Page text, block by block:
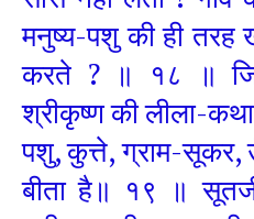
मनुष्य-पशु की ही तरह
करते ? ॥ १८ ॥
श्रीकृष्ण की लीला-
पशु, कुत्ते, ग्राम-
बीता है॥ १९ ॥